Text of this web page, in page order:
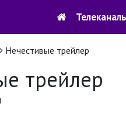
Нечестивые трейлер
трейлер